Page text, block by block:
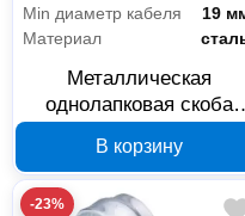
Min диаметр кабеля
19
Материал
Металлическая
однолапковая скоба
мм для монтажного
пистолета PR08.2754
В корзину
-23%